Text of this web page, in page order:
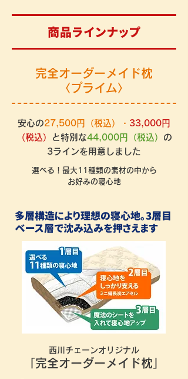
商品ラインナップ
完全オーダーメイド枕
〈プライム〉
安心の27,500円（税込）・ 33,000円
（税込）
と特別な44,000円（税込） の
3ラインを用意しました
選べる！最大11種類の素材の中から
お好みの寝心地
多層構造により理想の寝心地。3層目
ベース層で沈み込みを押さえます
西川チェーンオリジナル
「完全オーダーメイド枕」